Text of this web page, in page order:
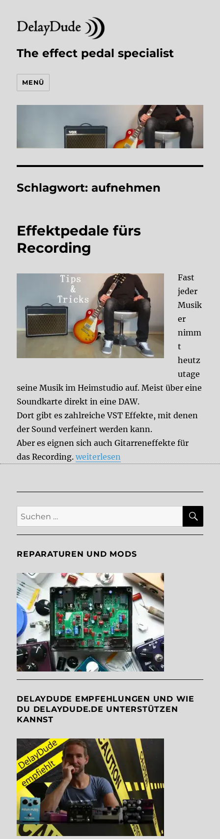
The effect pedal specialist
MENÜ
Schlagwort:aufnehmen
Effektpedale fürs
Recording
Fast
jeder
Musik
er
nimm
t
heutz
utage
seine Musik im Heimstudio auf. Meist über eine
Soundkarte direkt in eine DAW.
Dort gibt es zahlreiche VST Effekte, mit denen
der Sound verfeinert werden kann.
Aber es eignen sich auch Gitarreneffekte für
das Recording.„Effektpedale fürs Recording“
weiterlesen
Suche
nach:
REPARATUREN UND MODS
DELAYDUDE EMPFEHLUNGEN UND WIE
DU DELAYDUDE.DE UNTERSTÜTZEN
KANNST